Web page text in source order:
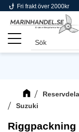
Meny
phishing Fri frakt över 2000kr
Suzuki
Riggpackning